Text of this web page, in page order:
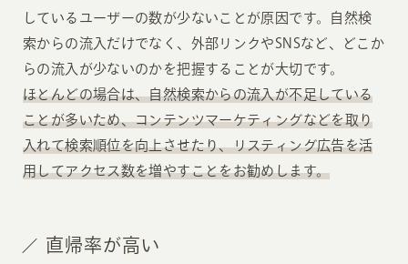
しているユーザーの数が少ないことが原因です。自然検
索からの流入だけでなく、外部リンクやSNSなど、どこか
らの流入が少ないのかを把握することが大切です。
ほとんどの場合は、自然検索からの流入が不足している
ことが多いため、コンテンツマーケティングなどを取り
入れて検索順位を向上させたり、リスティング広告を活
用してアクセス数を増やすことをお勧めします。
直帰率が高い